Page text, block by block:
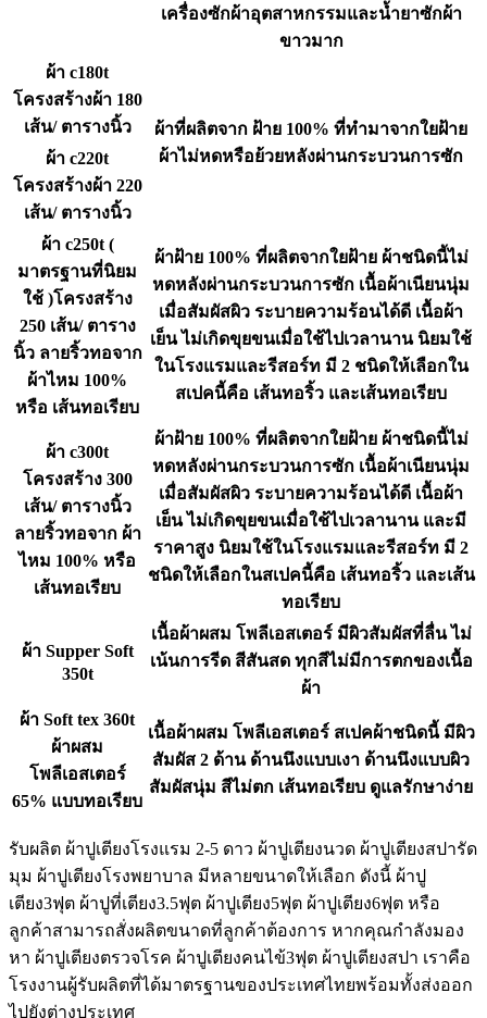
เครื่องซักผ้าอุตสาหกรรมและน้ำยาซักผ้า
ขาวมาก
ผ้า c180t
โครงสร้างผ้า 180
เส้น/ ตารางนิ้ว
ผ้าที่ผลิตจาก ฝ้าย 100% ที่ทำมาจากใยฝ้าย
ผ้าไม่หดหรือย้วยหลังผ่านกระบวนการซัก
ผ้า c220t
โครงสร้างผ้า 220
เส้น/ ตารางนิ้ว
ผ้า c250t (
มาตรฐานที่นิยม
ใช้ )โครงสร้าง
250 เส้น/ ตาราง
นิ้ว ลายริ้วทอจาก
ผ้าไหม 100%
หรือ เส้นทอเรียบ
ผ้าฝ้าย 100% ที่ผลิตจากใยฝ้าย ผ้าชนิดนี้ไม่
หดหลังผ่านกระบวนการซัก เนื้อผ้าเนียนนุ่ม
เมื่อสัมผัสผิว ระบายความร้อนได้ดี เนื้อผ้า
เย็น ไม่เกิดขุยขนเมื่อใช้ไปเวลานาน นิยมใช้
ในโรงแรมและรีสอร์ท มี 2 ชนิดให้เลือกใน
สเปคนี้คือ เส้นทอริ้ว และเส้นทอเรียบ
ผ้า c300t
โครงสร้าง 300
เส้น/ ตารางนิ้ว
ลายริ้วทอจาก ผ้า
ไหม 100% หรือ
เส้นทอเรียบ
ผ้าฝ้าย 100% ที่ผลิตจากใยฝ้าย ผ้าชนิดนี้ไม่
หดหลังผ่านกระบวนการซัก เนื้อผ้าเนียนนุ่ม
เมื่อสัมผัสผิว ระบายความร้อนได้ดี เนื้อผ้า
เย็น ไม่เกิดขุยขนเมื่อใช้ไปเวลานาน และมี
ราคาสูง นิยมใช้ในโรงแรมและรีสอร์ท มี 2
ชนิดให้เลือกในสเปคนี้คือ เส้นทอริ้ว และเส้น
ทอเรียบ
ผ้า Supper Soft
350t
เนื้อผ้าผสม โพลีเอสเตอร์ มีผิวสัมผัสที่ลื่น ไม่
เน้นการรีด สีสันสด ทุกสีไม่มีการตกของเนื้อ
ผ้า
ผ้า Soft tex 360t
ผ้าผสม
โพลีเอสเตอร์
65% แบบทอเรียบ
เนื้อผ้าผสม โพลีเอสเตอร์ สเปคผ้าชนิดนี้ มีผิว
สัมผัส 2 ด้าน ด้านนึงแบบเงา ด้านนึงแบบผิว
สัมผัสนุ่ม สีไม่ตก เส้นทอเรียบ ดูแลรักษาง่าย
รับผลิต ผ้าปูเตียงโรงแรม 2-5 ดาว ผ้าปูเตียงนวด ผ้าปูเตียงสปารัด
มุม ผ้าปูเตียงโรงพยาบาล มีหลายขนาดให้เลือก ดังนี้ ผ้าปู
เตียง3ฟุต ผ้าปูที่เตียง3.5ฟุต ผ้าปูเตียง5ฟุต ผ้าปูเตียง6ฟุต หรือ
ลูกค้าสามารถสั่งผลิตขนาดที่ลูกค้าต้องการ หากคุณกำลังมอง
หา ผ้าปูเตียงตรวจโรค ผ้าปูเตียงคนไข้3ฟุต ผ้าปูเตียงสปา เราคือ
โรงงานผู้รับผลิตที่ได้มาตรฐานของประเทศไทยพร้อมทั้งส่งออก
ไปยังต่างประเทศ